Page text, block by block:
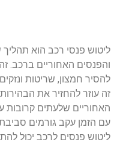
ליטוש פנסי רכב הוא
והפנסים האחוריים ברכב.
להסיר חמצון, שריטות
זה עוזר להחזיר את
האחוריים שלעתים קרובות
ליטוש פנסים לרכב יכול